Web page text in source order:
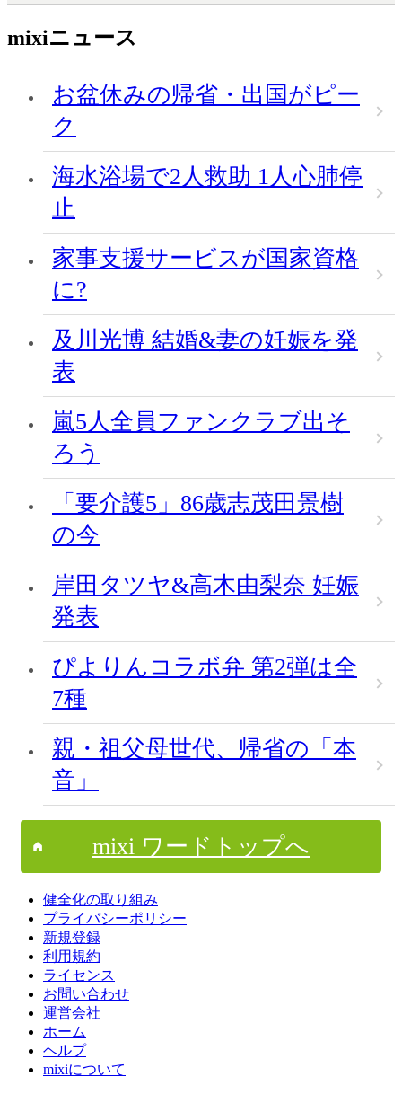
mixiニュース
お盆休みの帰省・出国がピー
ク
海水浴場で2人救助 1人心肺停
止
家事支援サービスが国家資格
に?
及川光博 結婚&妻の妊娠を発
表
嵐5人全員ファンクラブ出そ
ろう
「要介護5」86歳志茂田景樹
の今
岸田タツヤ&高木由梨奈 妊娠
発表
ぴよりんコラボ弁 第2弾は全
7種
親・祖父母世代、帰省の「本
音」
mixi ワードトップへ
健全化の取り組み
プライバシーポリシー
新規登録
利用規約
ライセンス
お問い合わせ
運営会社
ホーム
ヘルプ
mixiについて